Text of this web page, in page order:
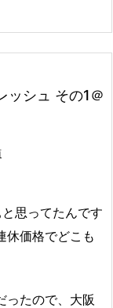
ッシュ その1＠
思ってたんです
休価格でどこも
ったので、大阪